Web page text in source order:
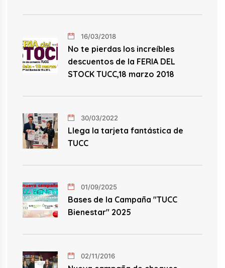
16/03/2018
No te pierdas los increíbles
descuentos de la FERIA DEL
STOCK TUCC,18 marzo 2018
30/03/2022
Llega la tarjeta fantástica de
TUCC
01/09/2025
Bases de la Campaña "TUCC
Bienestar" 2025
02/11/2016